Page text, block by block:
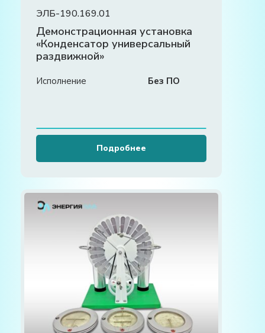
ЭЛБ-190.169.01
Демонстрационная установка
«Конденсатор универсальный
раздвижной»
Исполнение Без ПО
Подробнее